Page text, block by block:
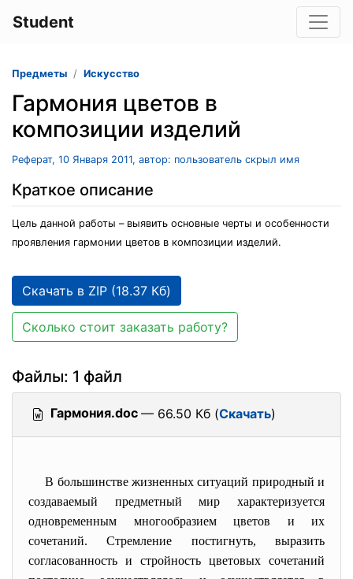
Student
Предметы Искусство
Гармония цветов в
композиции изделий
Реферат, 10 Января 2011, автор: пользователь скрыл имя
Краткое описание
Цель данной работы – выявить основные черты и особенности
проявления гармонии цветов в композиции изделий.
Скачать в ZIP (18.37 Кб)
Сколько стоит заказать работу?
Файлы: 1 файл
Гармония.doc — 66.50 Кб (Скачать)
В большинстве жизненных ситуаций природный и
создаваемый предметный мир характеризуется
одновременным многообразием цветов и их
сочетаний. Стремление постигнуть, выразить
согласованность и стройность цветовых сочетаний